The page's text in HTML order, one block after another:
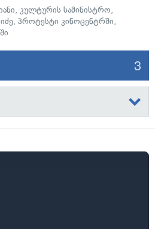
, კულტურის სამინისტრო,
, პროტესტი კინოცენტრში,
3